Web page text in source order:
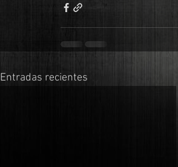
Entradas recientes